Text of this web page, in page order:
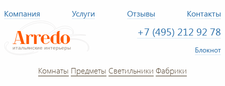
Компания Услуги Отзывы Контакты
+7 (495) 212 92 78
Блокнот
Комнаты Предметы Светильники Фабрики